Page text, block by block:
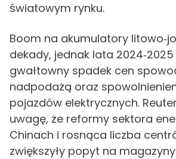
światowym rynku.
Boom na akumulatory
dekady, jednak lata 2024‑2025
gwałtowny spadek cen
nadpodażą oraz
pojazdów elektrycznych.
uwagę, że reformy sektora
Chinach i rosnąca liczba
zwiększyły popyt na